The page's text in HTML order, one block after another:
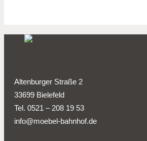
Altenburger Straße 2
33699 Bielefeld
Tel. 0521 – 208 19 53
info@moebel-bahnhof.de